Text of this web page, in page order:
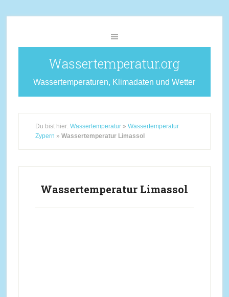
Wassertemperatur.org
Wassertemperaturen, Klimadaten und Wetter
Du bist hier: Wassertemperatur» Wassertemperatur
Zypern » Wassertemperatur Limassol
Wassertemperatur Limassol